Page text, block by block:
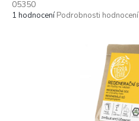
05350
Průměrné
1 hodnocení Podrobnosti hodnocení